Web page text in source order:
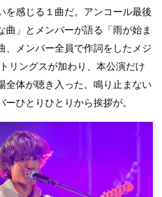
を感じる１曲だ。アンコール最後
曲」とメンバーが語る「雨が始ま
、メンバー全員で作詞をしたメジ
リングスが加わり、本公演だけ
全体が聴き入った。鳴り止まない
ひとりひとりから挨拶が。